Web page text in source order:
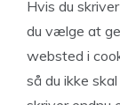
Hvis du
du vælge at
websted i
så du ikke